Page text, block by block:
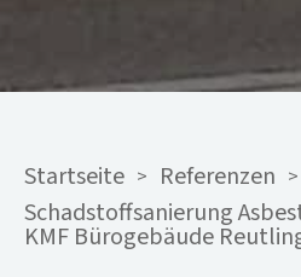
Startseite > Referenzen >
Schadstoffsanierung
KMF Bürogebäude